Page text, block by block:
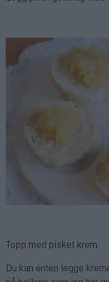
Topp med pisket krem.
Du kan enten legge